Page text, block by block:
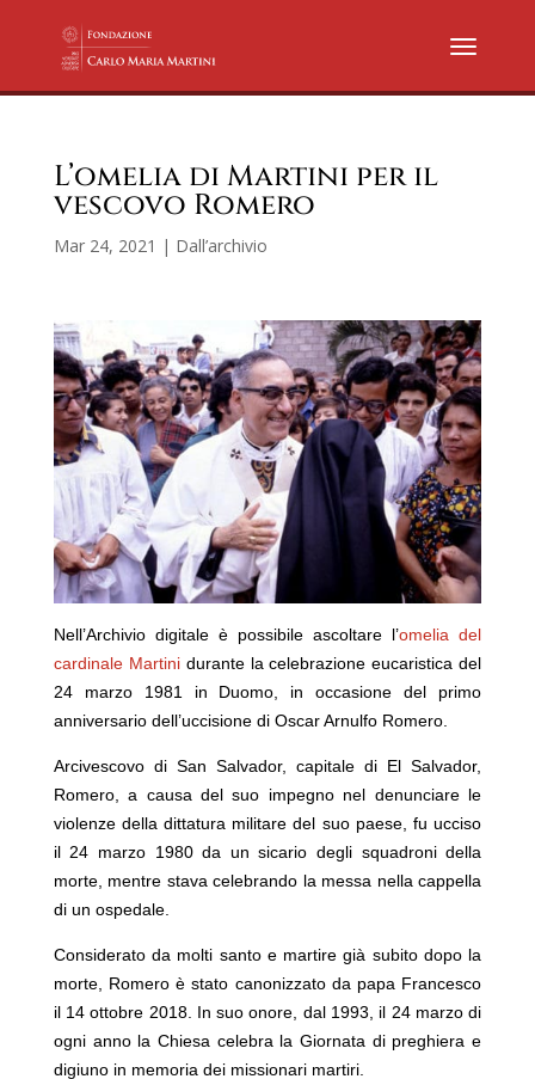
L’omelia di Martini per il
vescovo Romero
Mar 24, 2021 | Dall’archivio
Nell’Archivio digitale è possibile ascoltare l’omelia del
cardinale Martinidurante la celebrazione eucaristica del
24 marzo 1981 in Duomo, in occasione del primo
anniversario dell’uccisione di Oscar Arnulfo Romero.
Arcivescovo di San Salvador, capitale di El Salvador,
Romero, a causa del suo impegno nel denunciare le
violenze della dittatura militare del suo paese, fu ucciso
il 24 marzo 1980 da un sicario degli squadroni della
morte, mentre stava celebrando la messa nella cappella
di un ospedale.
Considerato da molti santo e martire già subito dopo la
morte, Romero è stato canonizzato da papa Francesco
il 14 ottobre 2018. In suo onore, dal 1993, il 24 marzo di
ogni anno la Chiesa celebra la Giornata di preghiera e
digiuno in memoria dei missionari martiri.